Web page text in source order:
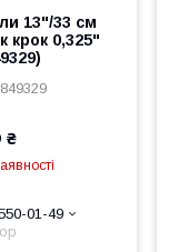
13"/33 см
крок 0,325"
₴
01-49